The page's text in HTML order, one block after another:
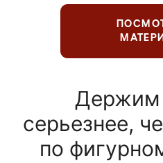
Держим
серьезнее,
по